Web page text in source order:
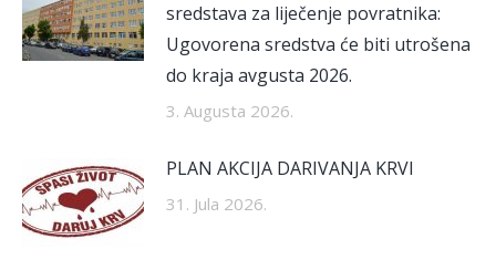
sredstava za liječenje povratnika:
Ugovorena sredstva će biti utrošena
do kraja avgusta 2026.
3. Augusta 2026.
PLAN AKCIJA DARIVANJA KRVI
31. Jula 2026.